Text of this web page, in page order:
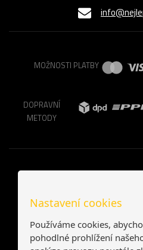
MOŽNOSTI PLATBY
DOPRAVNÍ
METODY
Nastavení cookies
Používáme cookies,
pohodlné prohlížení